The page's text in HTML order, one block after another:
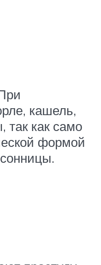
кашель,
так как само
формой